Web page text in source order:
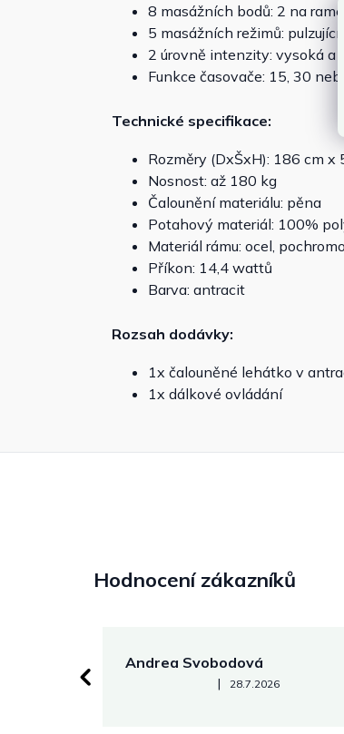
8 masážních bodů: 2 na
5 masážních režimů:
2 úrovně intenzity: vysoká a
Funkce časovače: 15, 30
Technické specifikace:
Rozměry (DxŠxH): 186 cm x
Nosnost: až 180 kg
Čalounění materiálu: pěna
Potahový materiál: 100%
Materiál rámu: ocel,
Příkon: 14,4 wattů
Barva: antracit
Rozsah dodávky:
1x čalouněné lehátko v
1x dálkové ovládání
Hodnocení zákazníků
Andrea Svobodová
Hodnocení obchodu je 5 z 5
| 28.7.2026